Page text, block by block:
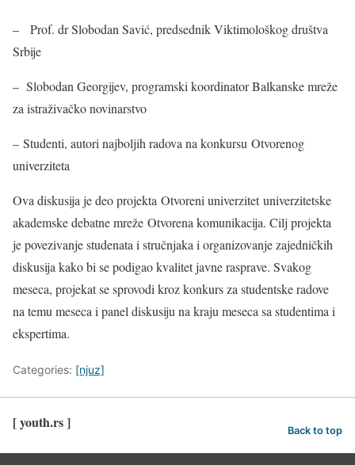
– Prof. dr Slobodan Savić, predsednik Viktimološkog društva
Srbije
– Slobodan Georgijev, programski koordinator Balkanske mreže
za istraživačko novinarstvo
– Studenti, autori najboljih radova na konkursu Otvorenog
univerziteta
Ova diskusija je deo projekta Otvoreni univerzitet univerzitetske
akademske debatne mreže Otvorena komunikacija. Cilj projekta
je povezivanje studenata i stručnjaka i organizovanje zajedničkih
diskusija kako bi se podigao kvalitet javne rasprave. Svakog
meseca, projekat se sprovodi kroz konkurs za studentske radove
na temu meseca i panel diskusiju na kraju meseca sa studentima i
ekspertima.
Categories: [njuz]
[ youth.rs ] Back to top